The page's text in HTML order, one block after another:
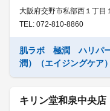
大阪府交野市私部西１丁目
TEL: 072-810-8860
肌ラボ 極潤 ハリパ
潤）（エイジングケア）
キリン堂和泉中央店